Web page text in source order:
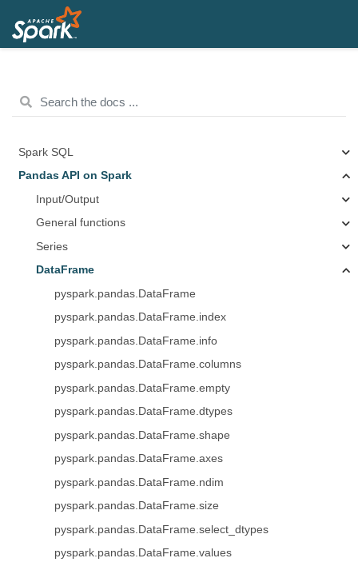
Spark SQL
Pandas API on Spark
Input/Output
General functions
Series
DataFrame
pyspark.pandas.DataFrame
pyspark.pandas.DataFrame.index
pyspark.pandas.DataFrame.info
pyspark.pandas.DataFrame.columns
pyspark.pandas.DataFrame.empty
pyspark.pandas.DataFrame.dtypes
pyspark.pandas.DataFrame.shape
pyspark.pandas.DataFrame.axes
pyspark.pandas.DataFrame.ndim
pyspark.pandas.DataFrame.size
pyspark.pandas.DataFrame.select_dtypes
pyspark.pandas.DataFrame.values